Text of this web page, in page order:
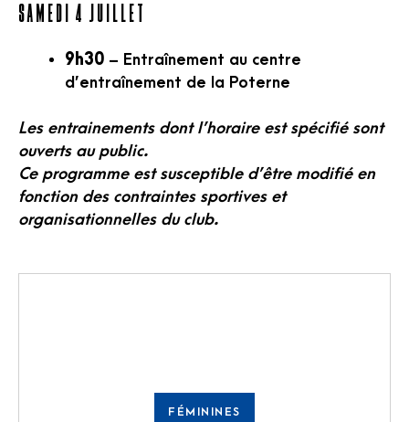
Samedi 4 juillet
9h30 – Entraînement au centre
d’entraînement de la Poterne
Les entrainements dont l’horaire est spécifié sont
ouverts au public.
Ce programme est susceptible d’être modifié en
fonction des contraintes sportives et
organisationnelles du club.
FÉMININES